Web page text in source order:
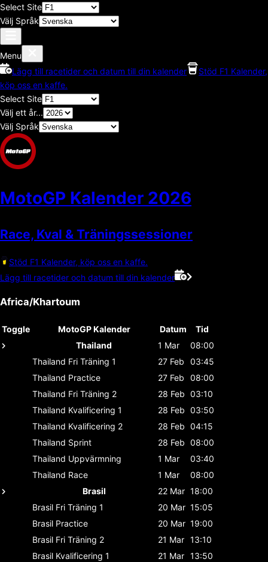
Select Site
Välj Språk
Menu
Lägg till racetider och datum till din kalender
Stöd F1 Kalender,
köp oss en kaffe.
Select Site
Välj ett år...
Välj Språk
MotoGP Kalender 2026
Race, Kval & Träningssessioner
Stöd F1 Kalender, köp oss en kaffe.
Lägg till racetider och datum till din kalender
Africa/Khartoum
Toggle MotoGP Kalender Datum
Tid
Thailand
1 Mar
08:00
Thailand Fri Träning 1 27 Feb
03:45
Thailand Practice 27 Feb
08:00
Thailand Fri Träning 2 28 Feb 03:10
Thailand Kvalificering 1 28 Feb 03:50
Thailand Kvalificering 2 28 Feb 04:15
Thailand Sprint 28 Feb 08:00
Thailand Uppvärmning 1 Mar
03:40
Thailand Race 1 Mar
08:00
Brasil
22 Mar 18:00
Brasil Fri Träning 1 20 Mar 15:05
Brasil Practice 20 Mar 19:00
Brasil Fri Träning 2 21 Mar 13:10
Brasil Kvalificering 1 21 Mar 13:50